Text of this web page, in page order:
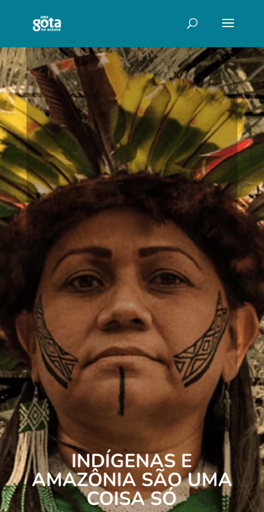
INDÍGENAS E
AMAZÔNIA SÃO UMA
COISA SÓ